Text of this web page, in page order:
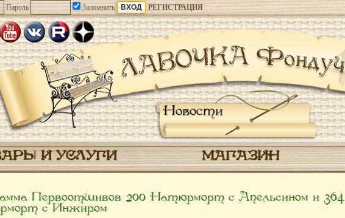
Пароль Запомнить РЕГИСТРАЦИЯ
Новости
И УСЛУГИ МАГАЗИН
Первоотшивов 200 Натюрморт с Апельсином и 364
с Инжиром